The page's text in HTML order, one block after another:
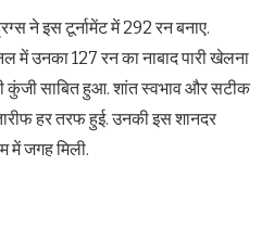
ने इस टूर्नामेंट में 292 रन बनाए.
उनका 127 रन का नाबाद पारी खेलना
कुंजी साबित हुआ. शांत स्वभाव और सटीक
हर तरफ हुई. उनकी इस शानदर
में जगह मिली.